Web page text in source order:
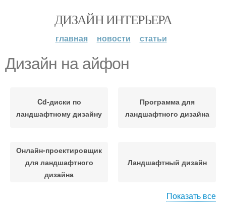
ДИЗАЙН ИНТЕРЬЕРА
главная новости статьи
Дизайн на айфон
Cd-диски по
ландшафтному дизайну
Программа для
ландшафтного дизайна
Онлайн-проектировщик
для ландшафтного
дизайна
Ландшафтный дизайн
Показать все